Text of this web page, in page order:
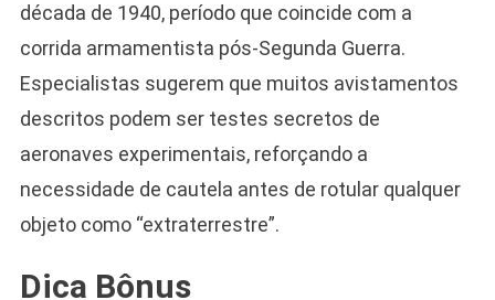
década de 1940, período que coincide com a
corrida armamentista pós-Segunda Guerra.
Especialistas sugerem que muitos avistamentos
descritos podem ser testes secretos de
aeronaves experimentais, reforçando a
necessidade de cautela antes de rotular qualquer
objeto como “extraterrestre”.
Dica Bônus